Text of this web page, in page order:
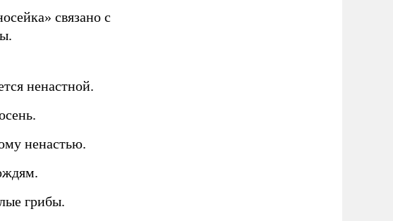
связано с
ненастной.
ненастью.
грибы.